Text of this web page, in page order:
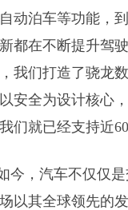
动泊车等功能，
都在不断提升驾
我们打造了骁龙
安全为设计核心
们就已经支持近
今，汽车不仅仅
以其全球领先的